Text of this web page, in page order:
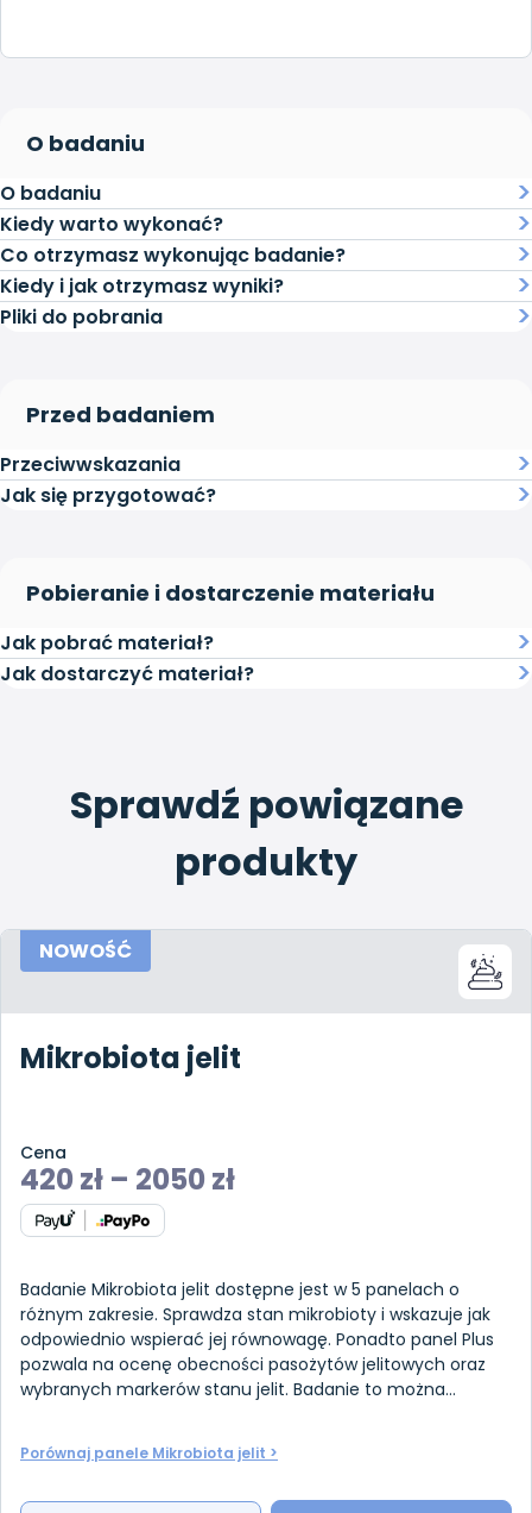
O badaniu
O badaniu
Kiedy warto wykonać?
Co otrzymasz wykonując badanie?
Kiedy i jak otrzymasz wyniki?
Pliki do pobrania
Przed badaniem
Przeciwwskazania
Jak się przygotować?
Pobieranie i dostarczenie materiału
Jak pobrać materiał?
Jak dostarczyć materiał?
Sprawdź powiązane
produkty
NOWOŚĆ
Mikrobiota jelit
Cena
420 zł – 2050 zł
Badanie Mikrobiota jelit dostępne jest w 5 panelach o
różnym zakresie. Sprawdza stan mikrobioty i wskazuje jak
odpowiednio wspierać jej równowagę. Ponadto panel Plus
pozwala na ocenę obecności pasożytów jelitowych oraz
wybranych markerów stanu jelit. Badanie to można
Porównaj panele Mikrobiota jelit >